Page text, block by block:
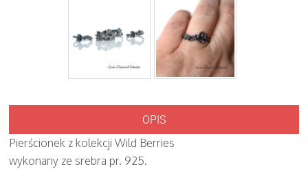
OPIS
Pierścionek z kolekcji Wild Berries
wykonany ze srebra pr. 925.